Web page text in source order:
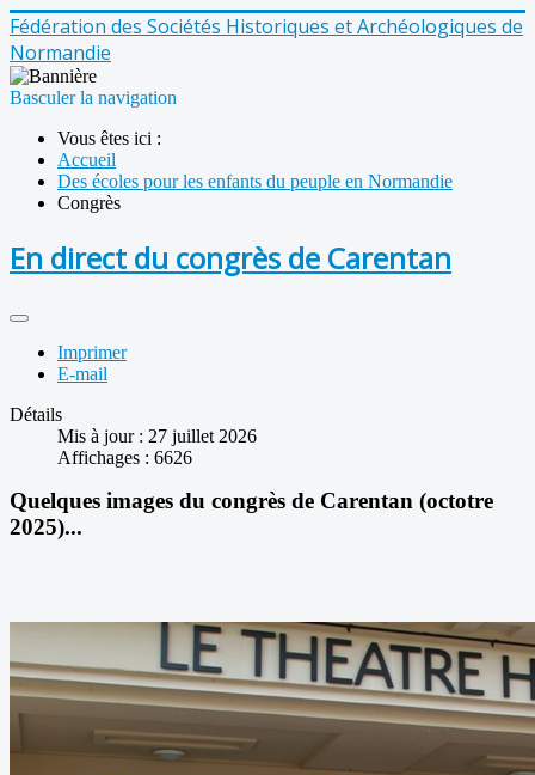
Fédération des Sociétés Historiques et Archéologiques de
Normandie
Basculer la navigation
Vous êtes ici :
Accueil
Des écoles pour les enfants du peuple en Normandie
Congrès
En direct du congrès de Carentan
Imprimer
E-mail
Détails
Mis à jour : 27 juillet 2026
Affichages : 6626
Quelques images du congrès de Carentan (octotre
2025)...